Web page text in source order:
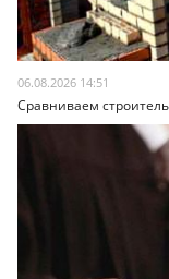
06.08.2026 14:51
Сравниваем